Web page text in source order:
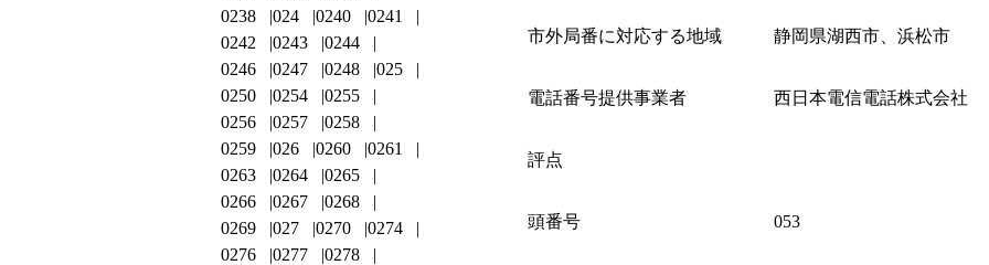
市外局番に対応する地域 静岡県湖西市、浜松市
電話番号提供事業者 西日本電信電話株式会社
評点
頭番号 053
0238
024 0240
0241
0242
0243
0244
0246
0247 0248
025
0250
0254
0255
0256
0257
0258
0259
026 0260
0261
0263
0264
0265
0266
0267
0268
0269
027 0270
0274
0276
0277
0278